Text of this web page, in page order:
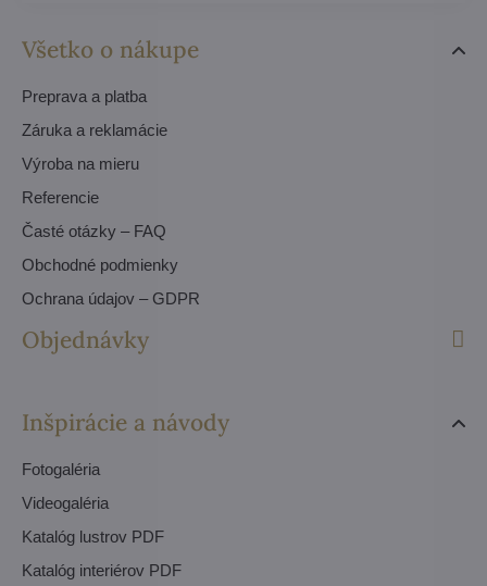
Všetko o nákupe
Preprava a platba
Záruka a reklamácie
Výroba na mieru
Referencie
Časté otázky – FAQ
Obchodné podmienky
Ochrana údajov – GDPR
Objednávky
Inšpirácie a návody
Fotogaléria
Videogaléria
Katalóg lustrov PDF
Katalóg interiérov PDF